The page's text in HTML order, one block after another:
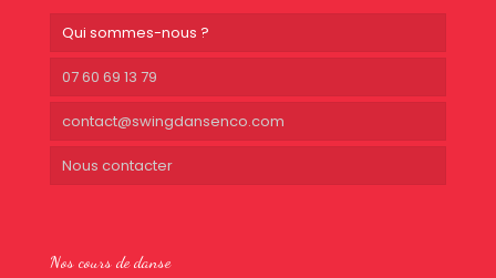
Qui sommes-nous ?
07 60 69 13 79
contact@swingdansenco.com
Nous contacter
Nos cours de danse